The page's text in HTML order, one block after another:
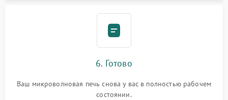
6. Готово
Ваш микроволновая печь снова у вас в полностью рабочем
состоянии.